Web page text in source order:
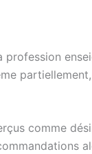
partiellement,
comme